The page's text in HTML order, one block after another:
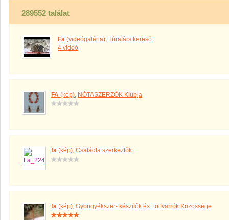
289552 találat
Fa (videógaléria), Túratárs kereső
4 videó
FA (kép), NÓTASZERZŐK Klubja
fa (kép), Családfa szerkeztők
fa (kép), Gyöngyékszer- készítők és Foltvarrók Közössége